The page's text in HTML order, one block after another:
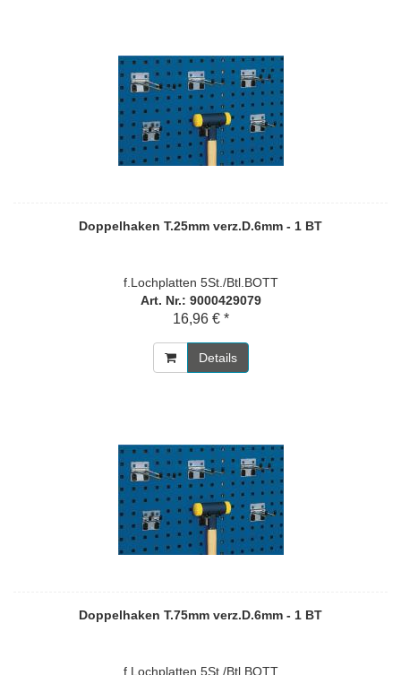
Doppelhaken T.25mm verz.D.6mm - 1 BT
f.Lochplatten 5St./Btl.BOTT
Art. Nr.: 9000429079
16,96 € *
Details
Doppelhaken T.75mm verz.D.6mm - 1 BT
f.Lochplatten 5St./Btl.BOTT